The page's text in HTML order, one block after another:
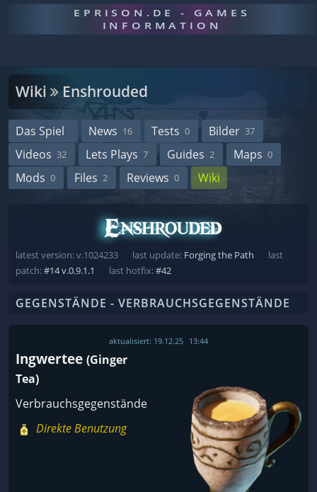
EPRISON.DE - GAMES
INFORMATION
Wiki Enshrouded
Das Spiel News 16 Tests 0 Bilder 37
Videos 32 Lets Plays 7 Guides 2 Maps 0
Mods 0 Files 2 Reviews 0 Wiki
latest version: v.1024233 last update: Forging the Path
last
patch:#14 v.0.9.1.1 last hotfix:#42
GEGENSTÄNDE - VERBRAUCHSGEGENSTÄNDE
aktualisiert: 19.12.25 13:44
Ingwertee (Ginger
Tea)
Verbrauchsgegenstände
Direkte Benutzung